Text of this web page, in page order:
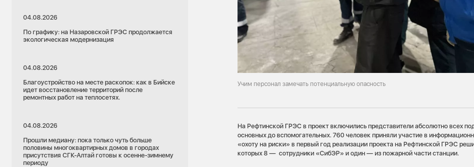
04.08.2026
По графику: на Назаровской ГРЭС продолжается
экологическая модернизация
04.08.2026
Благоустройство на месте раскопок: как в Бийске
идет восстановление территорий после
ремонтных работ на теплосетях.
04.08.2026
Прошли медиану: пока только чуть больше
половины многоквартирных домов в городах
присутствия СГК-Алтай готовы к осенне-зимнему
периоду
Учим персонал замечать потенциальную опасность
На Рефтинской ГРЭС в проект включились представители абсолютно всех
основных до вспомогательных. 760 человек приняли участие в
«охоту на риски» в первый год реализации проекта на Рефтинской ГРЭС
которых 8 — сотрудники «СибЭР» и один — из пожарной части станции.